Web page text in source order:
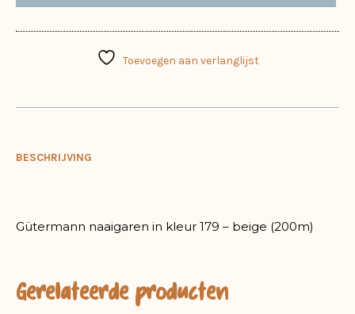
Toevoegen aan verlanglijst
BESCHRIJVING
Gütermann naaigaren in kleur 179 – beige (200m)
Gerelateerde producten